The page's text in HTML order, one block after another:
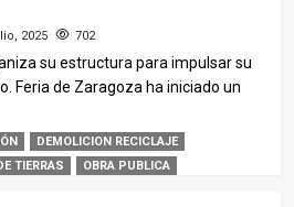
2025 702
su estructura para impulsar su
Feria de Zaragoza ha iniciado un
DEMOLICION RECICLAJE
TIERRAS OBRA PUBLICA